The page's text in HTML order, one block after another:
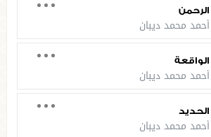
الرحمن
أحمد محمد ديبان
الواقعة
أحمد محمد ديبان
الحديد
أحمد محمد ديبان